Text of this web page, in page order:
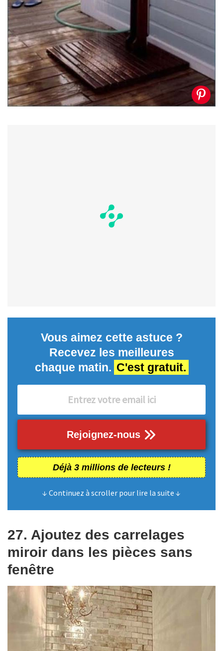
Vous aimez cette astuce ?
Recevez les meilleures
chaque matin. C'est gratuit.
Rejoignez-nous
Déjà 3 millions de lecteurs !
↓ Continuez à scroller pour lire la suite ↓
27. Ajoutez des carrelages
miroir dans les pièces sans
fenêtre